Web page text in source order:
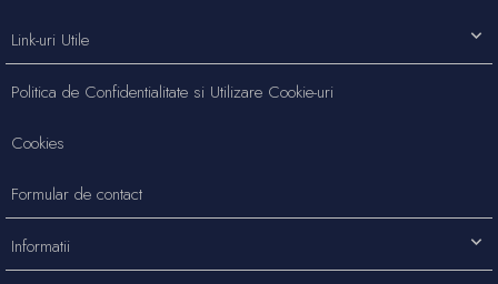
Link-uri Utile
Politica de Confidentialitate si Utilizare Cookie-uri
Cookies
Formular de contact
Informatii